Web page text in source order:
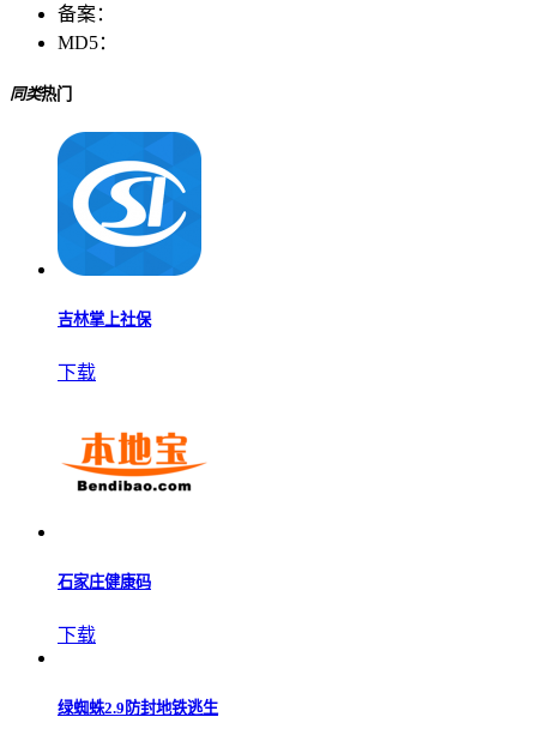
备案：
MD5：
同类热门
吉林掌上社保
下载
石家庄健康码
下载
绿蜘蛛2.9防封地铁逃生